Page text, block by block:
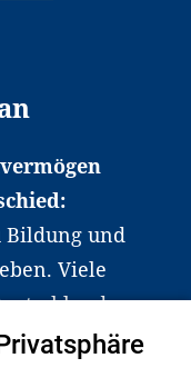
Bildung und
Viele
dabei.